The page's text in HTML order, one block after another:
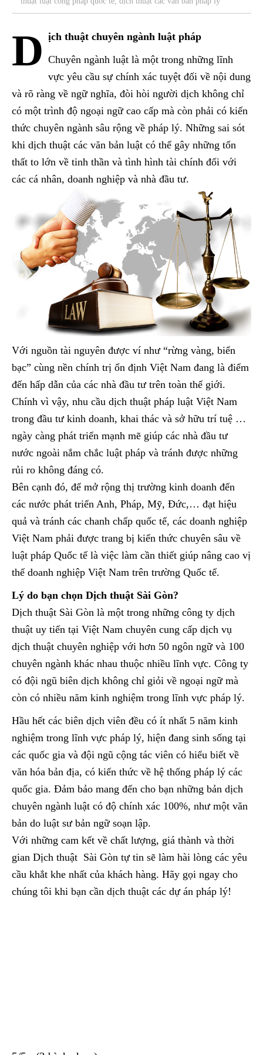
D ịch thuật chuyên ngành luật pháp
Chuyên ngành luật là một trong những lĩnh
vực yêu cầu sự chính xác tuyệt đối về nội dung
và rõ ràng về ngữ nghĩa, đòi hòi người dịch không chỉ
có một trình độ ngoại ngữ cao cấp mà còn phải có kiến
thức chuyên ngành sâu rộng về pháp lý. Những sai sót
khi dịch thuật các văn bản luật có thể gây những tổn
thất to lớn về tinh thần và tình hình tài chính đối với
các cá nhân, doanh nghiệp và nhà đầu tư.
Với nguồn tài nguyên được ví như “rừng vàng, biển
bạc” cùng nền chính trị ổn định Việt Nam đang là điểm
đến hấp dẫn của các nhà đầu tư trên toàn thế giới.
Chính vì vậy, nhu cầu dịch thuật pháp luật Việt Nam
trong đầu tư kinh doanh, khai thác và sở hữu trí tuệ …
ngày càng phát triển mạnh mẽ giúp các nhà đầu tư
nước ngoài nắm chắc luật pháp và tránh được những
rủi ro không đáng có.
Bên cạnh đó, để mở rộng thị trường kinh doanh đến
các nước phát triển Anh, Pháp, Mỹ, Đức,… đạt hiệu
quả và tránh các chanh chấp quốc tế, các doanh nghiệp
Việt Nam phải được trang bị kiến thức chuyên sâu về
luật pháp Quốc tế là việc làm cần thiết giúp nâng cao vị
thế doanh nghiệp Việt Nam trên trường Quốc tế.
Lý do bạn chọn Dịch thuật Sài Gòn?
Dịch thuật Sài Gòn là một trong những công ty dịch
thuật uy tiến tại Việt Nam chuyên cung cấp dịch vụ
dịch thuật chuyên nghiệp với hơn 50 ngôn ngữ và 100
chuyên ngành khác nhau thuộc nhiều lĩnh vực. Công ty
có đội ngũ biên dịch không chỉ giỏi về ngoại ngữ mà
còn có nhiều năm kinh nghiệm trong lĩnh vực pháp lý.
Hầu hết các biên dịch viên đều có ít nhất 5 năm kinh
nghiệm trong lĩnh vực pháp lý, hiện đang sinh sống tại
các quốc gia và đội ngũ cộng tác viên có hiểu biết về
văn hóa bản địa, có kiến thức về hệ thống pháp lý các
quốc gia. Đảm bảo mang đến cho bạn những bản dịch
chuyên ngành luật có độ chính xác 100%, như một văn
bản do luật sư bản ngữ soạn lập.
Với những cam kết về chất lượng, giá thành và thời
gian Dịch thuật Sài Gòn tự tin sẽ làm hài lòng các yêu
cầu khắt khe nhất của khách hàng. Hãy gọi ngay cho
chúng tôi khi bạn cần dịch thuật các dự án pháp lý!